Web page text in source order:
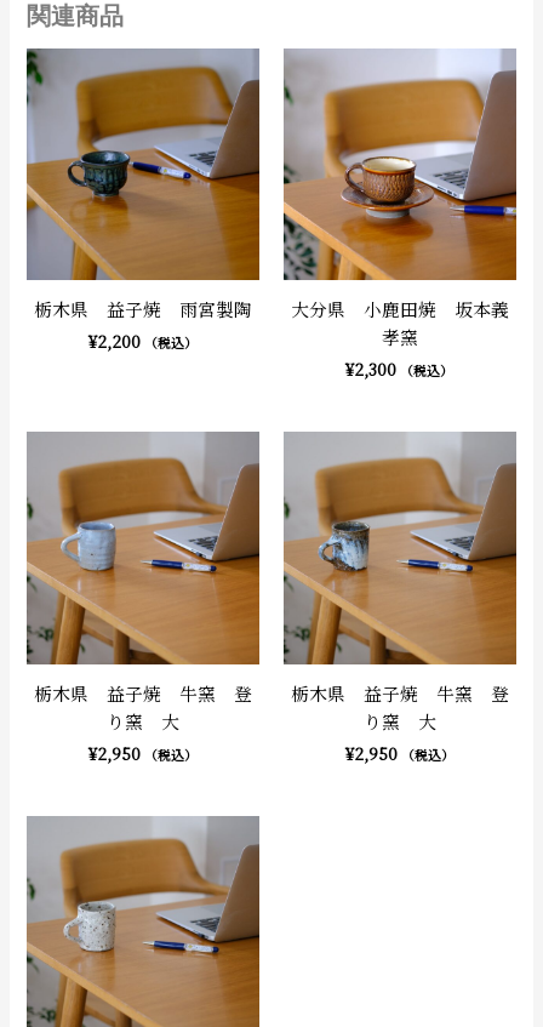
関連商品
栃木県 益子焼 雨宮製陶
¥2,200 （税込）
大分県 小鹿田焼 坂本義
孝窯
¥2,300 （税込）
栃木県 益子焼 牛窯 登
り窯 大
¥2,950 （税込）
栃木県 益子焼 牛窯 登
り窯 大
¥2,950 （税込）